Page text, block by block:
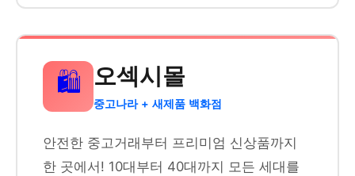
🛍️ 오섹시몰
중고나라 + 새제품 백화점
안전한 중고거래부터 프리미엄 신상품까지
한 곳에서! 10대부터 40대까지 모든 세대를